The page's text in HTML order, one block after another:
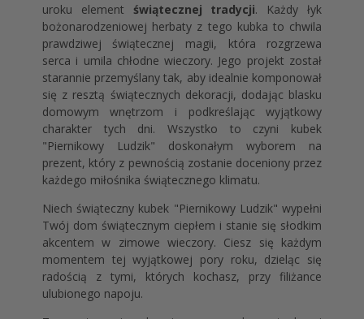
uroku element świątecznej tradycji. Każdy łyk
bożonarodzeniowej herbaty z tego kubka to chwila
prawdziwej świątecznej magii, która rozgrzewa
serca i umila chłodne wieczory. Jego projekt został
starannie przemyślany tak, aby idealnie komponował
się z resztą świątecznych dekoracji, dodając blasku
domowym wnętrzom i podkreślając wyjątkowy
charakter tych dni. Wszystko to czyni kubek
"Piernikowy Ludzik" doskonałym wyborem na
prezent, który z pewnością zostanie doceniony przez
każdego miłośnika świątecznego klimatu.
Niech świąteczny kubek "Piernikowy Ludzik" wypełni
Twój dom świątecznym ciepłem i stanie się słodkim
akcentem w zimowe wieczory. Ciesz się każdym
momentem tej wyjątkowej pory roku, dzieląc się
radością z tymi, których kochasz, przy filiżance
ulubionego napoju.